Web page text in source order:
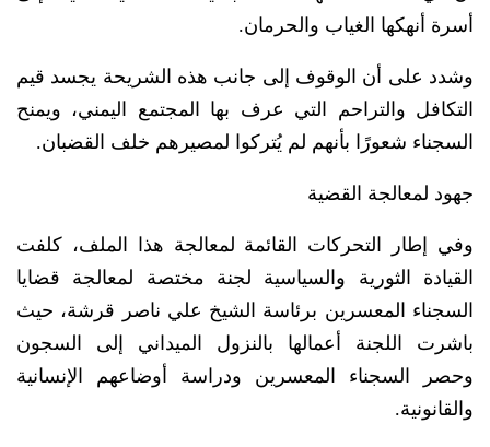
أسرة أنهكها الغياب والحرمان.
وشدد على أن الوقوف إلى جانب هذه الشريحة يجسد قيم
التكافل والتراحم التي عرف بها المجتمع اليمني، ويمنح
السجناء شعورًا بأنهم لم يُتركوا لمصيرهم خلف القضبان.
جهود لمعالجة القضية
وفي إطار التحركات القائمة لمعالجة هذا الملف، كلفت
القيادة الثورية والسياسية لجنة مختصة لمعالجة قضايا
السجناء المعسرين برئاسة الشيخ علي ناصر قرشة، حيث
باشرت اللجنة أعمالها بالنزول الميداني إلى السجون
وحصر السجناء المعسرين ودراسة أوضاعهم الإنسانية
والقانونية.